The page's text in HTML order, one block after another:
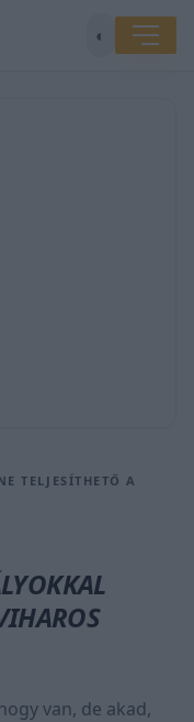
◐
TELJESÍTHETŐ A
van, de akad,